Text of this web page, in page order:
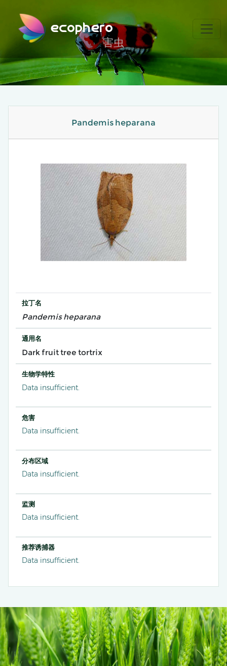
ecophero
害虫
Pandemis heparana
拉丁名
Pandemis heparana
通用名
Dark fruit tree tortrix
生物学特性
Data insufficient.
危害
Data insufficient.
分布区域
Data insufficient.
监测
Data insufficient.
推荐诱捕器
Data insufficient.